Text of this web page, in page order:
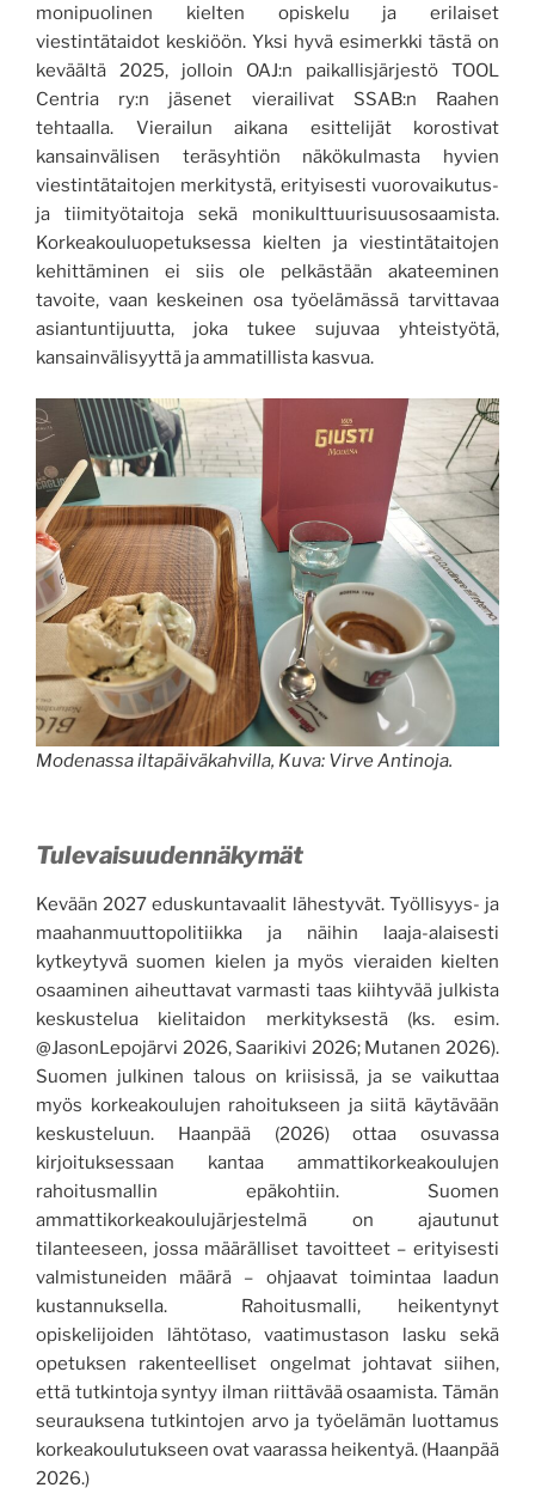
monipuolinen kielten opiskelu ja erilaiset
viestintätaidot keskiöön. Yksi hyvä esimerkki tästä on
keväältä 2025, jolloin OAJ:n paikallisjärjestö TOOL
Centria ry:n jäsenet vierailivat SSAB:n Raahen
tehtaalla. Vierailun aikana esittelijät korostivat
kansainvälisen teräsyhtiön näkökulmasta hyvien
viestintätaitojen merkitystä, erityisesti vuorovaikutus-
ja tiimityötaitoja sekä monikulttuurisuusosaamista.
Korkeakouluopetuksessa kielten ja viestintätaitojen
kehittäminen ei siis ole pelkästään akateeminen
tavoite, vaan keskeinen osa työelämässä tarvittavaa
asiantuntijuutta, joka tukee sujuvaa yhteistyötä,
kansainvälisyyttä ja ammatillista kasvua.
Modenassa iltapäiväkahvilla, Kuva: Virve Antinoja.
Tulevaisuudennäkymät
Kevään 2027 eduskuntavaalit lähestyvät. Työllisyys- ja
maahanmuuttopolitiikka ja näihin laaja-alaisesti
kytkeytyvä suomen kielen ja myös vieraiden kielten
osaaminen aiheuttavat varmasti taas kiihtyvää julkista
keskustelua kielitaidon merkityksestä (ks. esim.
@JasonLepojärvi 2026, Saarikivi 2026; Mutanen 2026).
Suomen julkinen talous on kriisissä, ja se vaikuttaa
myös korkeakoulujen rahoitukseen ja siitä käytävään
keskusteluun. Haanpää (2026) ottaa osuvassa
kirjoituksessaan kantaa ammattikorkeakoulujen
rahoitusmallin epäkohtiin. Suomen
ammattikorkeakoulujärjestelmä on ajautunut
tilanteeseen, jossa määrälliset tavoitteet – erityisesti
valmistuneiden määrä – ohjaavat toimintaa laadun
kustannuksella. Rahoitusmalli, heikentynyt
opiskelijoiden lähtötaso, vaatimustason lasku sekä
opetuksen rakenteelliset ongelmat johtavat siihen,
että tutkintoja syntyy ilman riittävää osaamista. Tämän
seurauksena tutkintojen arvo ja työelämän luottamus
korkeakoulutukseen ovat vaarassa heikentyä. (Haanpää
2026.)